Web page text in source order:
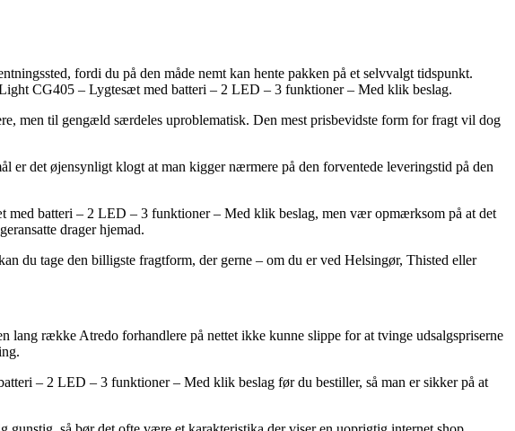
fordi du på den måde nemt kan hente pakken på et selvvalgt tidspunkt.
CG405 – Lygtesæt med batteri – 2 LED – 3 funktioner – Med klik beslag.
men til gengæld særdeles uproblematisk. Den mest prisbevidste form for fragt vil dog
det øjensynligt klogt at man kigger nærmere på den forventede leveringstid på den
med batteri – 2 LED – 3 funktioner – Med klik beslag, men vær opmærksom på at det
drager hjemad.
du tage den billigste fragtform, der gerne – om du er ved Helsingør, Thisted eller
række Atredo forhandlere på nettet ikke kunne slippe for at tvinge udsalgspriserne
– 2 LED – 3 funktioner – Med klik beslag før du bestiller, så man er sikker på at